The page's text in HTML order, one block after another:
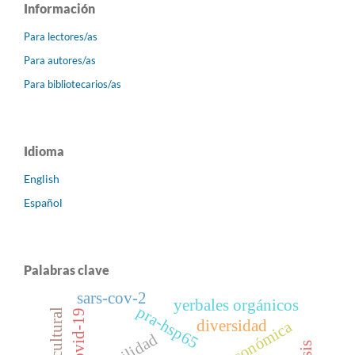
Información
Para lectores/as
Para autores/as
Para bibliotecarios/as
Idioma
English
Español
Palabras clave
diversidad
yerbales orgánicos
pra-hsp65
covid-19
sars-cov-2